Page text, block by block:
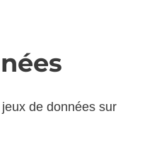
de données sur